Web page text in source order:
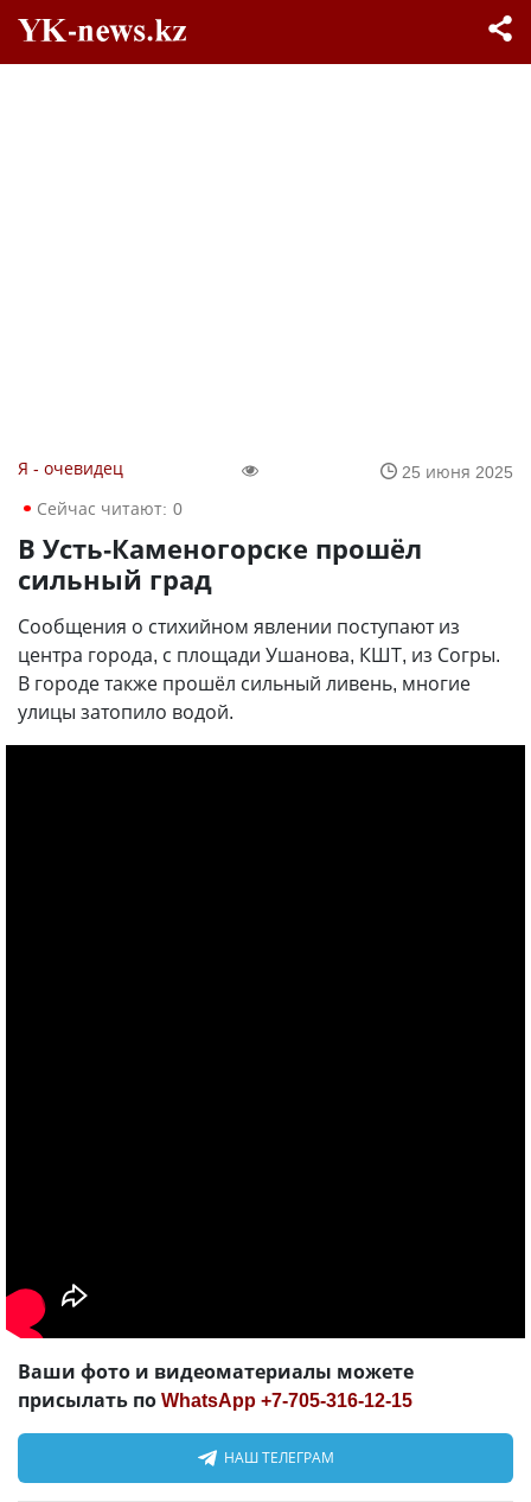
Я - очевидец
25 июня 2025
Сейчас читают: 0
В Усть-Каменогорске прошёл
сильный град
Сообщения о стихийном явлении поступают из
центра города, с площади Ушанова, КШТ, из Согры.
В городе также прошёл сильный ливень, многие
улицы затопило водой.
Ваши фото и видеоматериалы можете
присылать поWhatsApp +7-705-316-12-15
НАШ ТЕЛЕГРАМ